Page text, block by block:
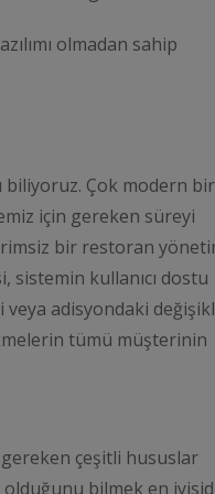
olmadan sahip
Çok modern bir
için gereken süreyi
bir restoran
sistemin kullanıcı dostu
veya adisyondaki
tümü müşterinin
çeşitli hususlar
olduğunu bilmek en